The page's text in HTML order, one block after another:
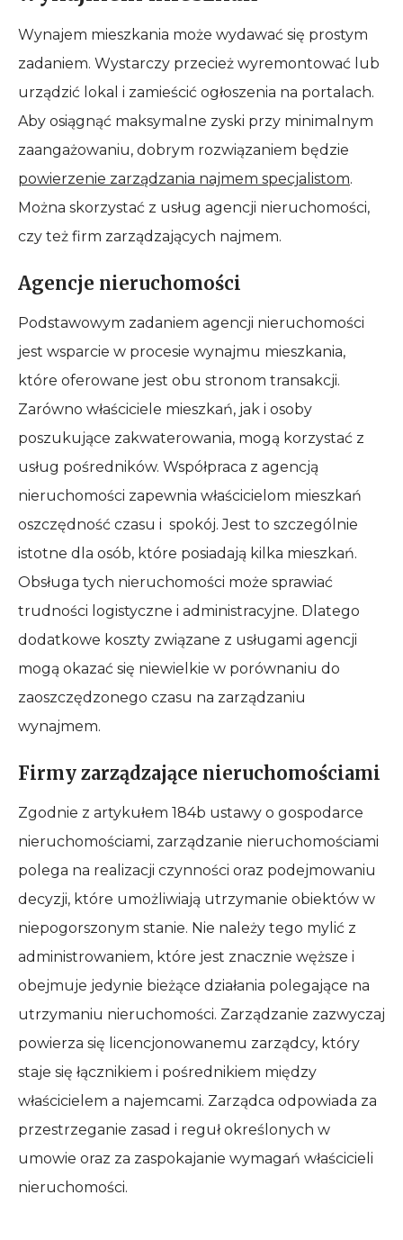
Wynajem mieszkania może wydawać się prostym
zadaniem. Wystarczy przecież wyremontować lub
urządzić lokal i zamieścić ogłoszenia na portalach.
Aby osiągnąć maksymalne zyski przy minimalnym
zaangażowaniu, dobrym rozwiązaniem będzie
powierzenie zarządzania najmem specjalistom.
Można skorzystać z usług agencji nieruchomości,
czy też firm zarządzających najmem.
Agencje nieruchomości
Podstawowym zadaniem agencji nieruchomości
jest wsparcie w procesie wynajmu mieszkania,
które oferowane jest obu stronom transakcji.
Zarówno właściciele mieszkań, jak i osoby
poszukujące zakwaterowania, mogą korzystać z
usług pośredników. Współpraca z agencją
nieruchomości zapewnia właścicielom mieszkań
oszczędność czasu i spokój. Jest to szczególnie
istotne dla osób, które posiadają kilka mieszkań.
Obsługa tych nieruchomości może sprawiać
trudności logistyczne i administracyjne. Dlatego
dodatkowe koszty związane z usługami agencji
mogą okazać się niewielkie w porównaniu do
zaoszczędzonego czasu na zarządzaniu
wynajmem.
Firmy zarządzające nieruchomościami
Zgodnie z artykułem 184b ustawy o gospodarce
nieruchomościami, zarządzanie nieruchomościami
polega na realizacji czynności oraz podejmowaniu
decyzji, które umożliwiają utrzymanie obiektów w
niepogorszonym stanie. Nie należy tego mylić z
administrowaniem, które jest znacznie węższe i
obejmuje jedynie bieżące działania polegające na
utrzymaniu nieruchomości. Zarządzanie zazwyczaj
powierza się licencjonowanemu zarządcy, który
staje się łącznikiem i pośrednikiem między
właścicielem a najemcami. Zarządca odpowiada za
przestrzeganie zasad i reguł określonych w
umowie oraz za zaspokajanie wymagań właścicieli
nieruchomości.